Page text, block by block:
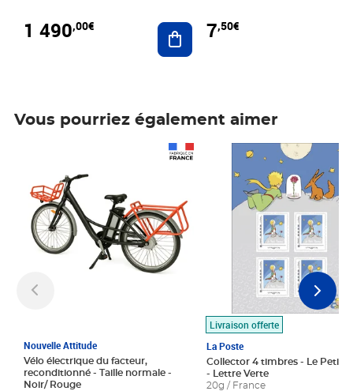
1 490,00€ Ajouter au panier
7,50€
Vous pourriez également aimer
Nouvelle Attitude
Vélo électrique du facteur,
reconditionné - Taille normale -
Noir/ Rouge
Livraison offerte
La Poste
Collector 4 timbres - Le Petit
- Lettre Verte
20g / France
Prix 7,50€